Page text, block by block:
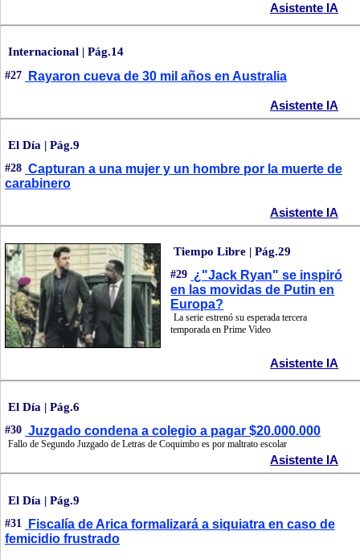
Asistente IA
Internacional | Pág.14
#27 Rayaron cueva de 30 mil años en Australia
Asistente IA
El Día | Pág.9
#28 Capturan a una mujer y un hombre por la muerte de
carabinero
Asistente IA
Tiempo Libre | Pág.29
#29 ¿"Jack Ryan" se inspiró
en las movidas de Putin en
Europa?
La serie estrenó su esperada tercera
temporada en Prime Video
Asistente IA
El Día | Pág.6
#30 Juzgado condena a colegio a pagar $20.000.000
Fallo de Segundo Juzgado de Letras de Coquimbo es por maltrato escolar
Asistente IA
El Día | Pág.9
#31
Fiscalía de Arica formalizará a siquiatra en caso de
femicidio frustrado